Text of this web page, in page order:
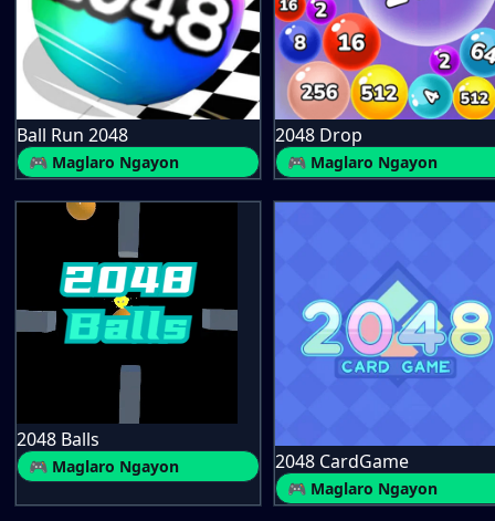
Ball Run 2048
🎮 Maglaro Ngayon
2048 Drop
🎮 Maglaro Ngayon
2048 Balls
🎮 Maglaro Ngayon 2048 CardGame
🎮 Maglaro Ngayon